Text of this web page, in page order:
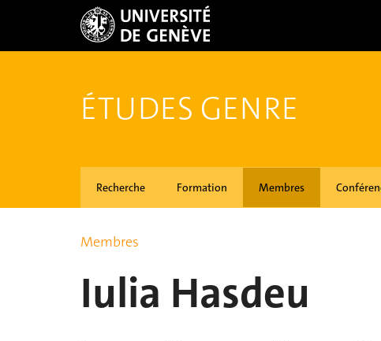
ÉTUDES GENRE
Recherche Formation Membres
Membres
Iulia Hasdeu